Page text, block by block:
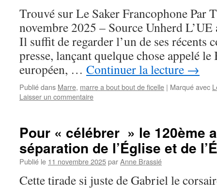
Trouvé sur Le Saker Francophone Par
novembre 2025 – Source Unherd
Il suffit de regarder l’un de ses récents
presse, lançant quelque chose appelé
européen, … Continuer la lecture →
Publié dans Marre, marre a bout bout de ficelle | Marqué avec
Laisser un commentaire
Pour « célébrer » le 120ème
séparation de l’Église et de
Publié le 11 novembre 2025parAnne Brassié
Cette tirade si juste de Gabriel le